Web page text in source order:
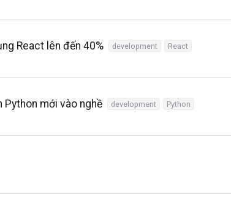
React lên đến 40% development React
mới vào nghề development Python